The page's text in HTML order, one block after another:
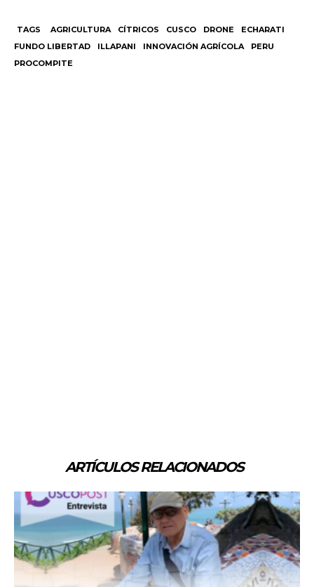
TAGS AGRICULTURA CÍTRICOS CUSCO DRONE
ECHARATI
FUNDO LIBERTAD
ILLAPANI INNOVACIÓN AGRÍCOLA
PERU
PROCOMPITE
ARTÍCULOS RELACIONADOS